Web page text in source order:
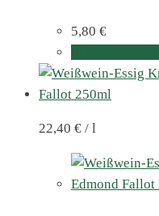
5,80 €
22,40 € / l